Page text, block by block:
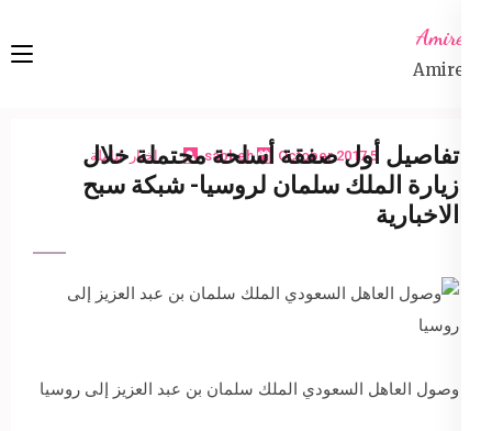
content
Amireta
Amireta
5 October 2017
sabbeh اخبار شاملة
تفاصيل أول صفقة أسلحة محتملة خلال
زيارة الملك سلمان لروسيا- شبكة سبح
الاخبارية
وصول العاهل السعودي الملك سلمان بن عبد العزيز إلى روسيا